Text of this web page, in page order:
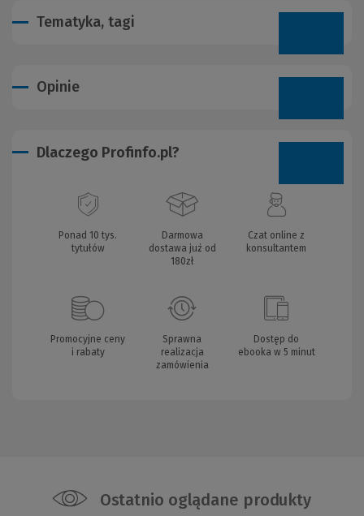
Tematyka, tagi
Opinie
Dlaczego Profinfo.pl?
Ponad 10 tys.
tytułów
Darmowa
dostawa już od
180zł
Czat online z
konsultantem
Promocyjne ceny
i rabaty
Sprawna
realizacja
zamówienia
Dostęp do
ebooka w 5 minut
Ostatnio oglądane produkty